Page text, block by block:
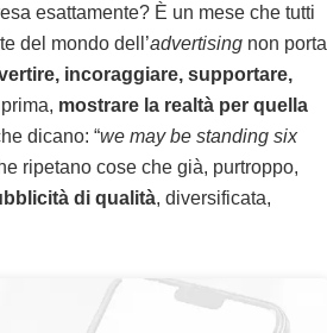
esattamente? È un mese che tutti
del mondo dell’advertising non porta
incoraggiare, supportare,
mostrare la realtà per quella
dicano: “we may be standing six
ripetano cose che già, purtroppo,
di qualità, diversificata,